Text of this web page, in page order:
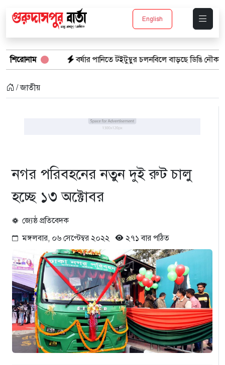
English
শিরোনামবর্ষার পানিতে টইটুম্বুর চলনবিলে বাড়ছে ডিঙি নৌকার চাহিদা
/ জাতীয়
নগর পরিবহনের নতুন দুই রুট চালু
হচ্ছে ১৩ অক্টোবর
জ্যেষ্ঠ প্রতিবেদক
মঙ্গলবার, ০৬ সেপ্টেম্বর ২০২২
২৭১ বার পঠিত